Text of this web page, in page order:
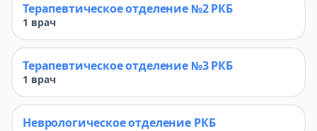
Терапевтическое отделение №2 РКБ
1 врач
Терапевтическое отделение №3 РКБ
1 врач
Неврологическое отделение РКБ